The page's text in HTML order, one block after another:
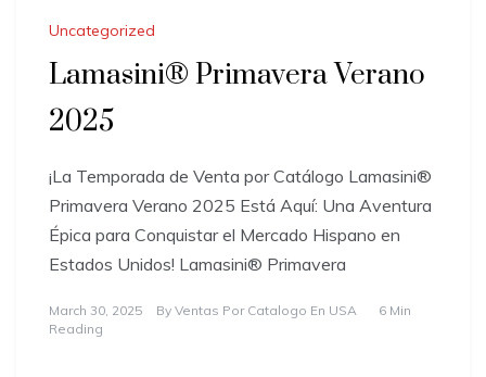
Uncategorized
Lamasini® Primavera Verano
2025
¡La Temporada de Venta por Catálogo Lamasini®
Primavera Verano 2025 Está Aquí: Una Aventura
Épica para Conquistar el Mercado Hispano en
Estados Unidos! Lamasini® Primavera
March 30, 2025 By Ventas Por Catalogo En USA
6 Min
Reading